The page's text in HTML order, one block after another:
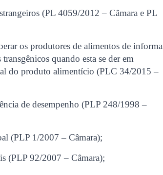
(PL 4059/2012 – Câmara e PL
os produtores de alimentos de
quando esta se der em
do produto alimentício (PLC 34/2015 –
de desempenho (PLP 248/1998 –
(PLP 1/2007 – Câmara);
(PLP 92/2007 – Câmara);